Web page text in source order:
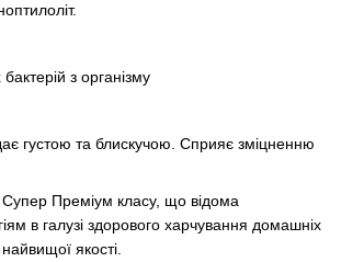
з організму
густою та блискучою. Сприяє зміцненню
Супер Преміум класу, що відома
в галузі здорового харчування домашніх
якості.